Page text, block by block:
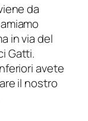
da
in via del
Gatti.
avete
il nostro